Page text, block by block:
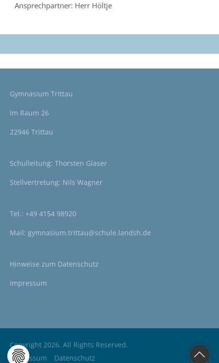
Ansprechpartner: Herr Höltje
Gymnasium Trittau
Im Raum 26
22946 Trittau
Schulleitung: Thorsten Glaser
Stellvertretung: Nils Wagner
Tel.: +49 4154 98920
Mail: gymnasium.trittau@schule.landsh.de
Hinweise zum Datenschutz
Impressum
Copyright 2026. All Rights Reserved.
Impressum
Datenschutz